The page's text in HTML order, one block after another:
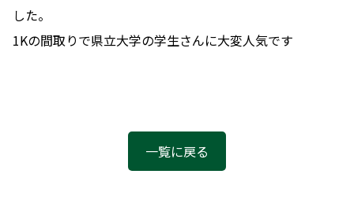
した。
1Kの間取りで県立大学の学生さんに大変人気です
一覧に戻る